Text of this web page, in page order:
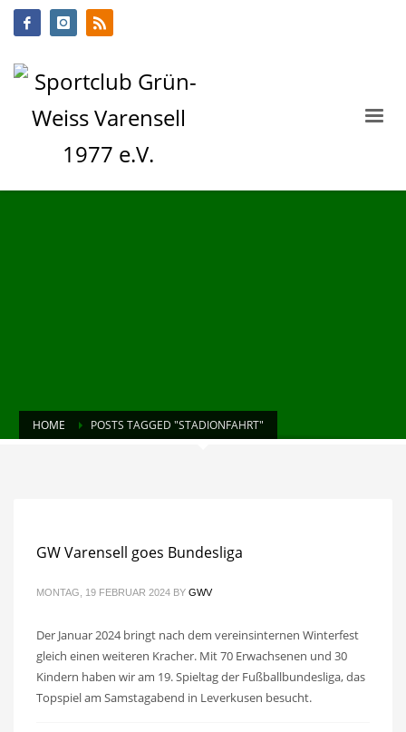
HOME POSTS TAGGED "STADIONFAHRT"
GW Varensell goes Bundesliga
MONTAG, 19 FEBRUAR 2024 BY GWV
Der Januar 2024 bringt nach dem vereinsinternen Winterfest
gleich einen weiteren Kracher. Mit 70 Erwachsenen und 30
Kindern haben wir am 19. Spieltag der Fußballbundesliga, das
Topspiel am Samstagabend in Leverkusen besucht.